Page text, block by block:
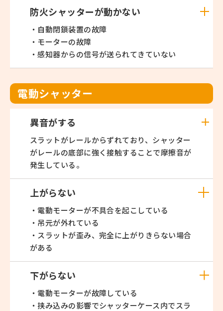
防火シャッターが動かない
・自動閉鎖装置の故障
・モーターの故障
・感知器からの信号が送られてきていない
電動シャッター
異音がする
スラットがレールからずれており、シャッター
がレールの底部に強く接触することで摩擦音が
発生している。
上がらない
・電動モーターが不具合を起こしている
・吊元が外れている
・スラットが歪み、完全に上がりきらない場合
がある
下がらない
・電動モーターが故障している
・挟み込みの影響でシャッターケース内でスラ